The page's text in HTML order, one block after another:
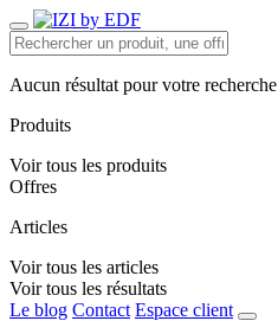
Aucun résultat pour votre recherche
Produits
Voir tous les produits
Offres
Articles
Voir tous les articles
Voir tous les résultats
Le blog Contact Espace client